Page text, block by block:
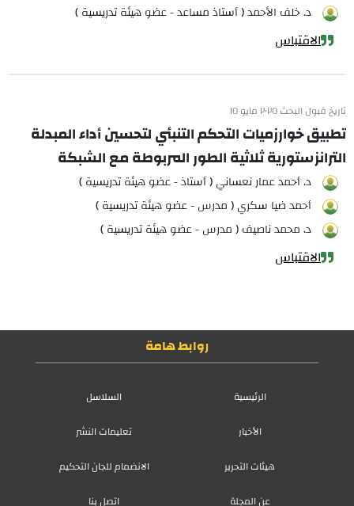
د. خلف الأحمد ( أستاذ مساعد - عضو هيئة تدريسية )
الاقتباس
تاريخ قبول البحث ٢٠٢٥ مايو ١٥
تطبيق خوارزميات التحكم التنبئي لتحسين أداء المبدلة
الترانزستورية ثلاثية الطور المربوطة مع الشبكة
د. أحمد عمار نعساني ( أستاذ - عضو هيئة تدريسية )
أحمد ضيا سكري ( مدرس - عضو هيئة تدريسية )
د. محمد ناصيف ( مدرس - عضو هيئة تدريسية )
الاقتباس
روابط هامة
الرئيسية
السلاسل
الأخبار
تعليمات النشر
هيئات التحرير
الانضمام للجان التحكيم
عن المجلة
اتصل بنا